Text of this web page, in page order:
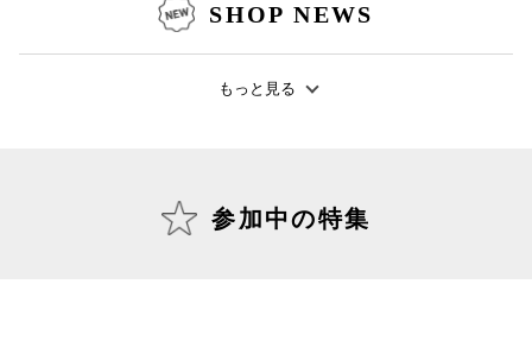
SHOP NEWS
もっと見る
参加中の特集